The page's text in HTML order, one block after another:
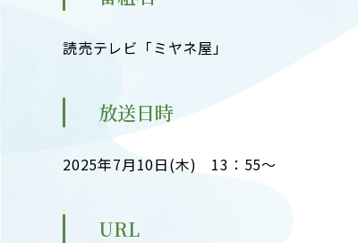
YouTube
教職員専用（学内）
読売テレビ「ミヤネ屋」
放送日時
2025年7月10日(木) 13：55～
URL